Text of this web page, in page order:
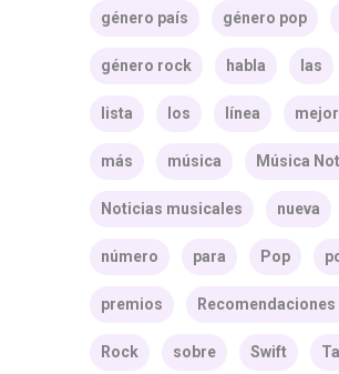
género país género pop
género rock habla las
lista los línea
más música Música
Noticias musicales nueva
número para Pop
premios
Rock sobre Swift